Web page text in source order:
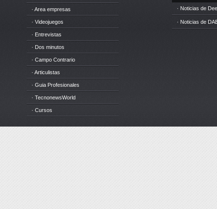
· Area empresas
· Videojuegos
· Entrevistas
· Dos minutos
· Campo Contrario
· Articulistas
· Guia Profesionales
· TecnonewsWorld
· Cursos
· Noticias de
· Noticias de